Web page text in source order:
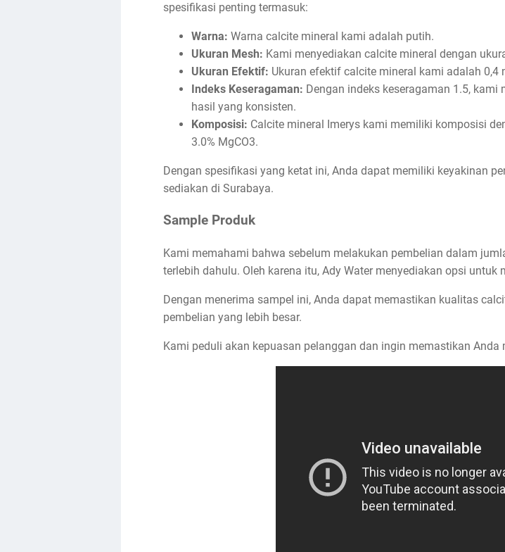
spesifikasi penting termasuk:
Warna: Warna calcite mineral kami adalah putih.
Ukuran Mesh: Kami menyediakan calcite mineral dengan
Ukuran Efektif: Ukuran efektif calcite mineral kami adalah 0,4
Indeks Keseragaman: Dengan indeks keseragaman 1.5,
hasil yang konsisten.
Komposisi: Calcite mineral Imerys kami memiliki komposisi
3.0% MgCO3.
Dengan spesifikasi yang ketat ini, Anda dapat memiliki keyakinan
sediakan di Surabaya.
Sample Produk
Kami memahami bahwa sebelum melakukan pembelian dalam
terlebih dahulu. Oleh karena itu, Ady Water menyediakan opsi
Dengan menerima sampel ini, Anda dapat memastikan kualitas
pembelian yang lebih besar.
Kami peduli akan kepuasan pelanggan dan ingin memastikan Anda